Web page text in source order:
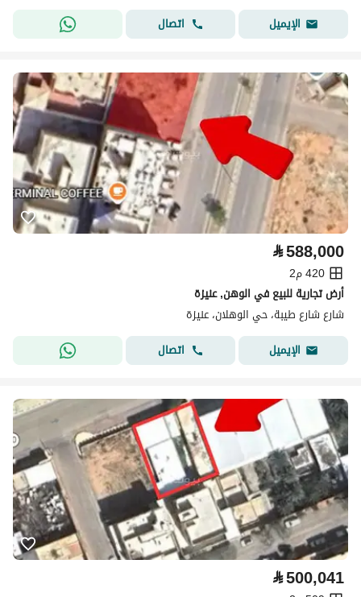
الإيميل
اتصال
⃁588,000
420 م2
أرض تجارية للبيع في الوهن, عنيزة
شارع شارع طيبة، حي الوهلان، عنيزة
الإيميل
اتصال
⃁500,041